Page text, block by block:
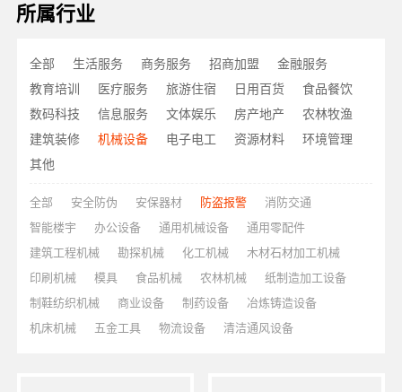
所属行业
全部 生活服务 商务服务 招商加盟
金融服务
教育培训
医疗服务 旅游住宿 日用百货
食品餐饮
数码科技
信息服务 文体娱乐 房产地产
农林牧渔
建筑装修
机械设备 电子电工 资源材料
环境管理
其他
全部 安全防伪 安保器材 防盗报警
消防交通
智能楼宇
办公设备 通用机械设备
通用零配件
建筑工程机械
勘探机械 化工机械
木材石材加工机械
印刷机械
模具 食品机械 农林机械
纸制造加工设备
制鞋纺织机械
商业设备 制药设备
冶炼铸造设备
机床机械
五金工具 物流设备 清洁通风设备